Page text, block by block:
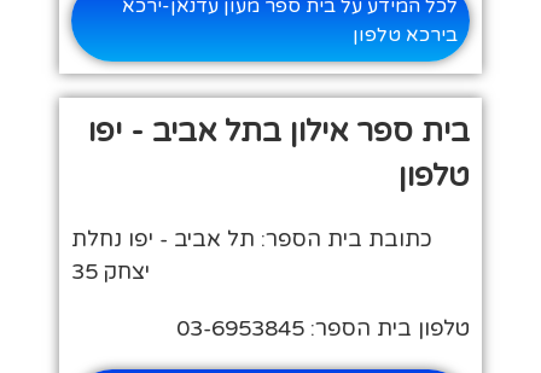
לכל המידע על בית ספר מעון עדנאן-ירכא
בירכא טלפון
בית ספר אילון בתל אביב - יפו
טלפון
כתובת בית הספר: תל אביב - יפו נחלת
יצחק 35
טלפון בית הספר: 03-6953845